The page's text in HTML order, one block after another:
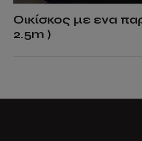
Οικίσκος με ενα
2.5m )